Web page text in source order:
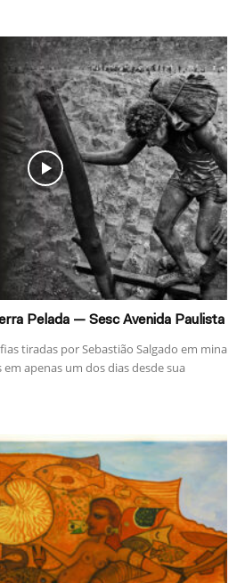
Pelada — Sesc Avenida Paulista
tiradas por Sebastião Salgado em mina
apenas um dos dias desde sua